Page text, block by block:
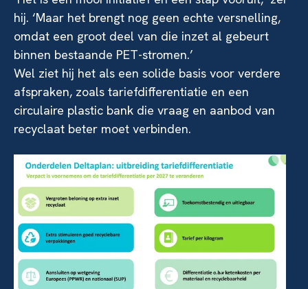
hij. ‘Maar het brengt nog geen echte versnelling,
omdat een groot deel van die inzet al gebeurt
binnen bestaande PET-stromen.’
Wel ziet hij het als een solide basis voor verdere
afspraken, zoals tariefdifferentiatie en een
circulaire plastic bank die vraag en aanbod van
recyclaat beter moet verbinden.